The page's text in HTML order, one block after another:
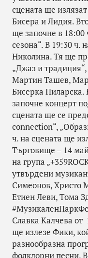
сцената ще
Бисера и Лидия.
ще започне в 18:00
сезона“. В 19:30 ч.
Николина. Тя ще
„Джаз и
Мартин Ташев,
Бисерка Пиларска.
започне концерт
сцената ще се
connection“,
ч. на сцената ще
Търговище – 14
на група
утвърдени
Симеонов, Христо
Етиен Леви, Тома
Славка Калчева от
ще излезе Фики,
разнообразна
фолклорни песни.